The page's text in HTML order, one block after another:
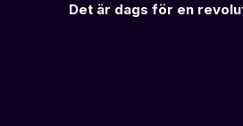
Det är dags för en